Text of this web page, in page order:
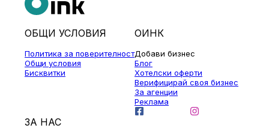
ОБЩИ УСЛОВИЯ
Политика за поверителност
Общи условия
Бисквитки
ОИНК
Добави бизнес
Блог
Хотелски оферти
Верифицирай своя бизнес
За агенции
Реклама
ЗА НАС